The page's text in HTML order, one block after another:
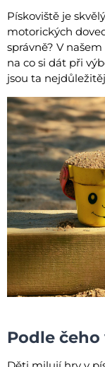
Pískoviště je
motorických
správně? V
na co si dát při
jsou ta
Podle